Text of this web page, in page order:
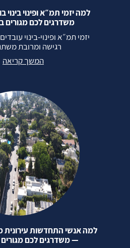
למה יזמי תמ״א ופינוי בינוי
משדרגים לכם מגורים
יזמי תמ״א ופינוי‑בינוי
רגישה ומרובת
המשך קריאה
למה אנשי התחדשות עירונית
— משדרגים לכם מגורים